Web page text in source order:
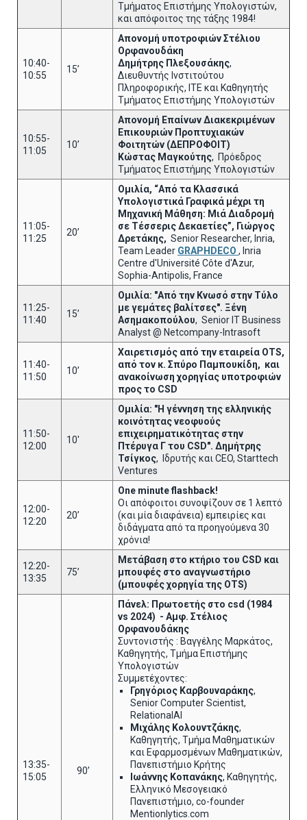
Τμήματος Επιστήμης Υπολογιστών,
και απόφοιτος της τάξης 1984!
10:40-
10:55
15’
Απονομή υποτροφιών Στέλιου
Ορφανουδάκη
Δημήτρης Πλεξουσάκης,
Διευθυντής Ινστιτούτου
Πληροφορικής, ΙΤΕ και Καθηγητής
Τμήματος Επιστήμης Υπολογιστών
10:55-
11:05
10’
Απονομή Επαίνων Διακεκριμένων
Επικουριών Προπτυχιακών
Φοιτητών (ΔΕΠΡΟΦΟΙΤ)
Κώστας Μαγκούτης, Πρόεδρος
Τμήματος Επιστήμης Υπολογιστών
11:05-
11:25
20’
Ομιλία, “Από τα Κλασσικά
Υπολογιστικά Γραφικά μέχρι τη
Μηχανική Μάθηση: Μιά Διαδρομή
σε Τέσσερις Δεκαετίες”, Γιώργος
Δρετάκης, Senior Researcher, Inria,
Team Leader GRAPHDECO , Inria
Centre d'Université Côte d'Azur,
Sophia-Antipolis, France
11:25-
11:40
15’
Ομιλία: "Από την Κνωσό στην Τύλο
με γεμάτες βαλίτσες". Ξένη
Ασημακοπούλου, Senior IT Business
Analyst @ Netcompany-Intrasoft
11:40-
11:50
10’
Χαιρετισμός από την εταιρεία OTS,
από τον κ. Σπύρο Παμπουκίδη, και
ανακοίνωση χορηγίας υποτροφιών
προς το CSD
11:50-
12:00
10'
Ομιλία: "Η γέννηση της ελληνικής
κοινότητας νεοφυούς
επιχειρηματικότητας στην
Πτέρυγα Γ του CSD". Δημήτρης
Τσίγκος, Ιδρυτής και CEO, Starttech
Ventures
12:00-
12:20
20’
One minuteflashback!
Οι απόφοιτοι συνοψίζουν σε 1 λεπτό
(και μία διαφάνεια) εμπειρίες και
διδάγματα από τα προηγούμενα 30
χρόνια!
12:20-
13:35
75’
Μετάβαση στο κτήριο του CSD και
μπουφές στο αναγνωστήριο
(μπουφές χορηγία της OTS)
13:35-
15:05
90’
Πάνελ: Πρωτοετής στο csd (1984
vs 2024) - Αμφ. Στέλιος
Ορφανουδάκης
Συντονιστής : Βαγγέλης Μαρκάτος,
Καθηγητής, Τμήμα Επιστήμης
Υπολογιστών
Συμμετέχοντες:
Γρηγόριος Καρβουναράκης,
Senior Computer Scientist,
RelationalAI
Μιχάλης Κολουντζάκης,
Καθηγητής, Τμήμα Μαθηματικών
και Εφαρμοσμένων Μαθηματικών,
Πανεπιστήμιο Κρήτης
Ιωάννης Κοπανάκης, Καθηγητής,
Ελληνικό Μεσογειακό
Πανεπιστήμιο, co-founder
Mentionlytics.com